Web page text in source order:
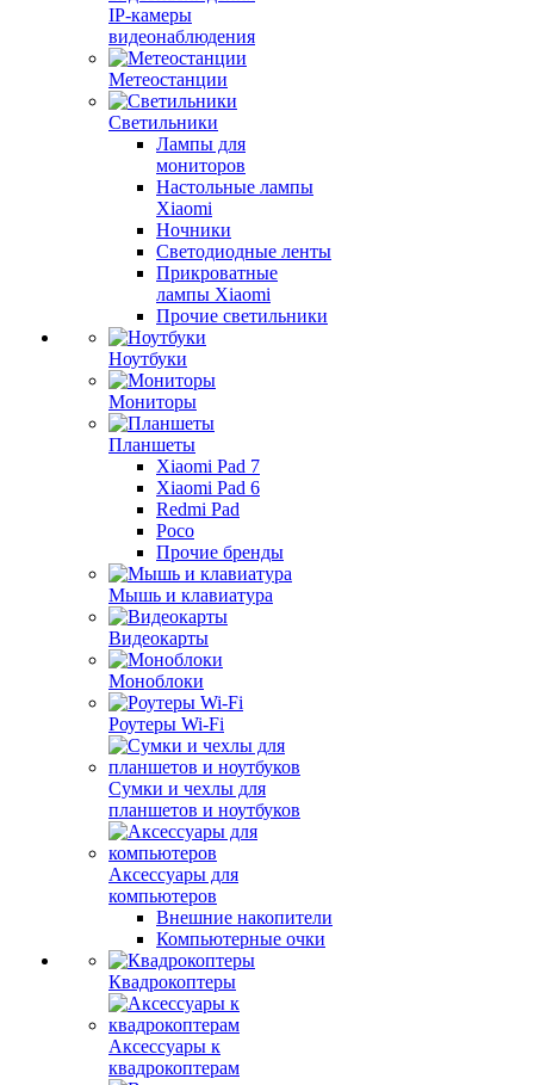
IP-камеры
видеонаблюдения
Метеостанции
Светильники
Лампы для
мониторов
Настольные лампы
Xiaomi
Ночники
Светодиодные ленты
Прикроватные
лампы Xiaomi
Прочие светильники
Ноутбуки
Мониторы
Планшеты
Xiaomi Pad 7
Xiaomi Pad 6
Redmi Pad
Poco
Прочие бренды
Мышь и клавиатура
Видеокарты
Моноблоки
Роутеры Wi-Fi
Сумки и чехлы для
планшетов и ноутбуков
Аксессуары для
компьютеров
Внешние накопители
Компьютерные очки
Квадрокоптеры
Аксессуары к
квадрокоптерам